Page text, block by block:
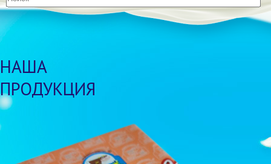
НАША
ПРОДУКЦИЯ